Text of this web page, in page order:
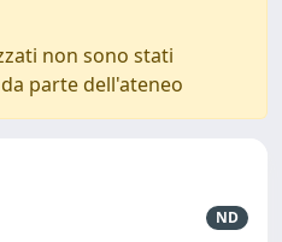
non sono stati
parte dell'ateneo
ND